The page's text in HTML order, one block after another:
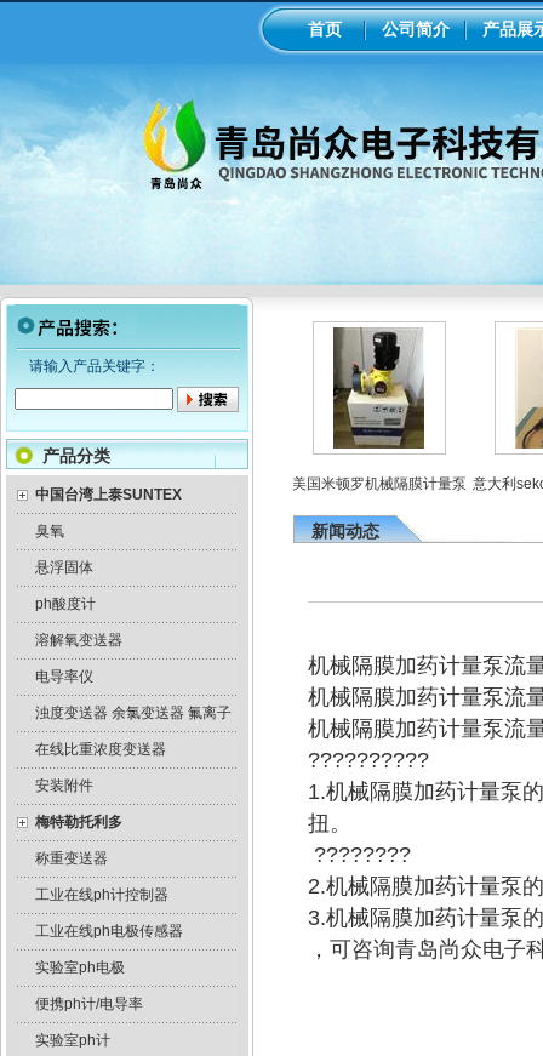
首页 公司简介 产品展
请输入产品关键字：
产品分类
中国台湾上泰SUNTEX
臭氧
悬浮固体
ph酸度计
溶解氧变送器
电导率仪
浊度变送器 余氯变送器 氟离子
在线比重浓度变送器
安装附件
梅特勒托利多
称重变送器
工业在线ph计控制器
工业在线ph电极传感器
实验室ph电极
便携ph计/电导率
实验室ph计
隔膜泵加药
工业在线ph/orp计变送器 美国米顿罗机械隔膜计量泵 意大利seko
新闻动态
机械隔膜加药计量泵流
机械隔膜加药计量泵流
机械隔膜加药计量泵流
??????????
1.机械隔膜加药计量泵
扭。
????????
2.机械隔膜加药计量泵
3.机械隔膜加药计量泵
，可咨询青岛尚众电子